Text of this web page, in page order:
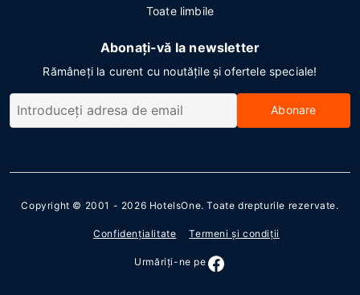
Toate limbile
Abonați-vă la newsletter
Rămâneți la curent cu noutățile și ofertele speciale!
Abonare
Copyright © 2001 - 2026 HotelsOne. Toate drepturile rezervate.
Confidenţialitate Termeni şi condiţii
Urmăriţi-ne pe